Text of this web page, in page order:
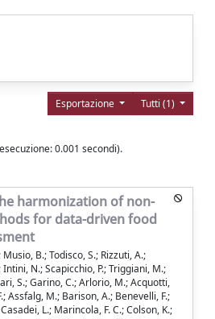
Tutti (1)
Esportazione
0.001 secondi).
harmonization of non-
for data-driven food
B.; Todisco, S.; Rizzuti, A.;
N.; Scapicchio, P.; Triggiani, M.;
S.; Garino, C.; Arlorio, M.; Acquotti,
Assfalg, M.; Barison, A.; Benevelli, F.;
L.; Marincola, F. C.; Colson, K.;